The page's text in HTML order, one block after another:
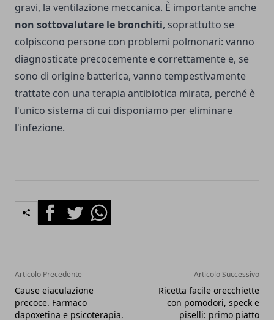
gravi, la ventilazione meccanica. È importante anche
non sottovalutare le bronchiti, soprattutto se
colpiscono persone con problemi polmonari: vanno
diagnosticate precocemente e correttamente e, se
sono di origine batterica, vanno tempestivamente
trattate con una terapia antibiotica mirata, perché è
l'unico sistema di cui disponiamo per eliminare
l'infezione.
FacebookTwitterWhatsapp
Articolo Precedente
Cause eiaculazione
precoce. Farmaco
dapoxetina e psicoterapia.
Articolo Successivo
Ricetta facile orecchiette
con pomodori, speck e
piselli: primo piatto